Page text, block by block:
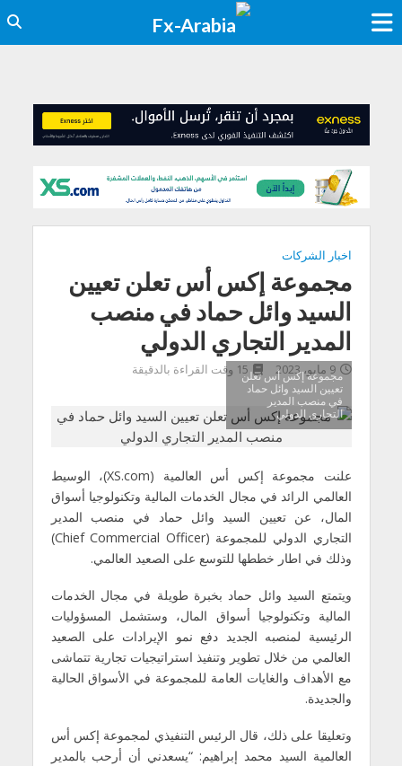
اخبار الشركات
مجموعة إكس أس تعلن تعيين
السيد وائل حماد في منصب
المدير التجاري الدولي
9 مايو، 2023 15 وقت القراءة بالدقيقةمجموعة إكس أس تعلن
تعيين السيد وائل حماد
في منصب المدير
التجاري الدولي
علنت مجموعة إكس أس العالمية (XS.com)، الوسيط
العالمي الرائد في مجال الخدمات المالية وتكنولوجيا أسواق
المال، عن تعيين السيد وائل حماد في منصب المدير
التجاري الدولي للمجموعة (Chief Commercial Officer)
وذلك في اطار خططها للتوسع على الصعيد العالمي.
ويتمتع السيد وائل حماد بخبرة طويلة في مجال الخدمات
المالية وتكنولوجيا أسواق المال، وستشمل المسؤوليات
الرئيسية لمنصبه الجديد دفع نمو الإيرادات على الصعيد
العالمي من خلال تطوير وتنفيذ استراتيجيات تجارية تتماشى
مع الأهداف والغايات العامة للمجموعة في الأسواق الحالية
والجديدة.
وتعليقا على ذلك، قال الرئيس التنفيذي لمجموعة إكس أس
العالمية السيد محمد إبراهيم: “يسعدني أن أرحب بالمدير